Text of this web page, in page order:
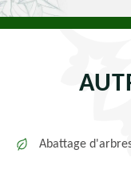
Abattage